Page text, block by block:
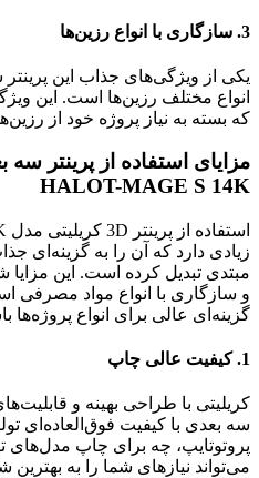
3. سازگاری با انواع رزین‌ها
یکی از ویژگی‌های جذاب این
انواع مختلف رزین‌ها است. این
که بسته به نیاز پروژه خود از
مزایای استفاده از پرینتر
HALOT-MAGE S 14K
زیادی دارد که آن را به گزینه‌ای
مبتدی تبدیل کرده است. این
و سازگاری با انواع مواد مصرفی
گزینه‌ای عالی برای انواع پروژه‌ها
1. کیفیت عالی چاپ
کریلیتی با طراحی بهینه و
سه بعدی با کیفیت فوق‌العاده‌ای
پروتوتایپ، چه برای چاپ مدل‌های
می‌تواند نیازهای شما را به بهترین